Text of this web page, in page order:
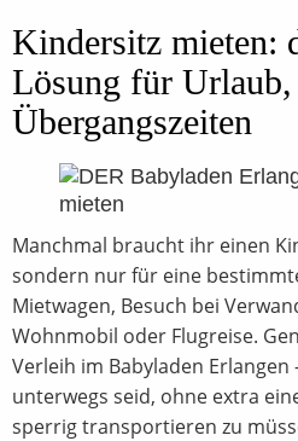
Kindersitz
individuelle
Kindersitz
Spielzeug
Kinder- und
Tragehilfen und
Taufe
Kindersitz mieten:
Lösung für Urlaub,
Übergangszeiten
Manchmal braucht ihr einen
sondern nur für eine
Mietwagen, Besuch bei
Wohnmobil oder Flugreise.
Verleih im Babyladen
unterwegs seid, ohne extra
sperrig transportieren zu